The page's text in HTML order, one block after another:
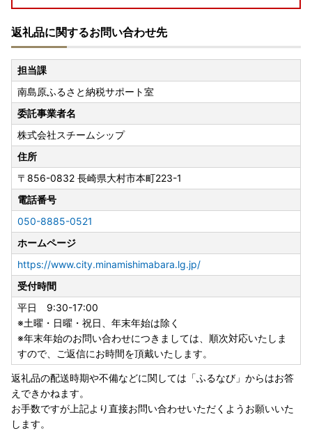
しらせ】
2023年6月1日発送分より転送サービスが有料となります。
ーーーーーーーーーーーーーーーーーーーーーーーーーーー
ーーーーーーーーーーーーーー
2023年6月1日（木）受付分より荷物の送り状に記載された
住所以外にお届け先を変更（転送）する場合
送り状記載のお届け先から変更後のお届け先までの運賃（定
価・着払い）を収受いたします。※ヤマト運輸HPより抜粋
ーーーーーーーーーーーーーーーーーーーーーーーーーーー
ーーーーーーーーーーーーーー
お届け先が変更となる場合は、事前に当市へご連絡をお願い
いたします。
【書類の発送について（年末年始以外）】
※重要※返礼品とは別に、ご入金確認後2週間以内に発送いた
します。
なお、ワンストップ特例申請書は、ご要望の寄附者様のみ同
封いたします。
【ワンストップ特例申請アプリ『IAM＜アイアム＞』のお知
らせ】
スマホのみでワンストップ特例申請を完結できるアプリ『IA
M＜アイアム＞』と『ふるまど』をご利用いただくことで、
スマホやパソコンで複数自治体の管理やワンストップ特例申
請ができるようになりました。
詳細についてはこちらをご確認ください。
返礼品に関するお問い合わせ先
担当課
南島原ふるさと納税サポート室
委託事業者名
株式会社スチームシップ
住所
〒856-0832 長崎県大村市本町223-1
電話番号
050-8885-0521
ホームページ
https://www.city.minamishimabara.lg.jp/
受付時間
平日 9:30-17:00
※土曜・日曜・祝日、年末年始は除く
※年末年始のお問い合わせにつきましては、順次対応いたしま
すので、ご返信にお時間を頂戴いたします。
返礼品の配送時期や不備などに関しては「ふるなび」からはお答
えできかねます。
お手数ですが上記より直接お問い合わせいただくようお願いいた
します。